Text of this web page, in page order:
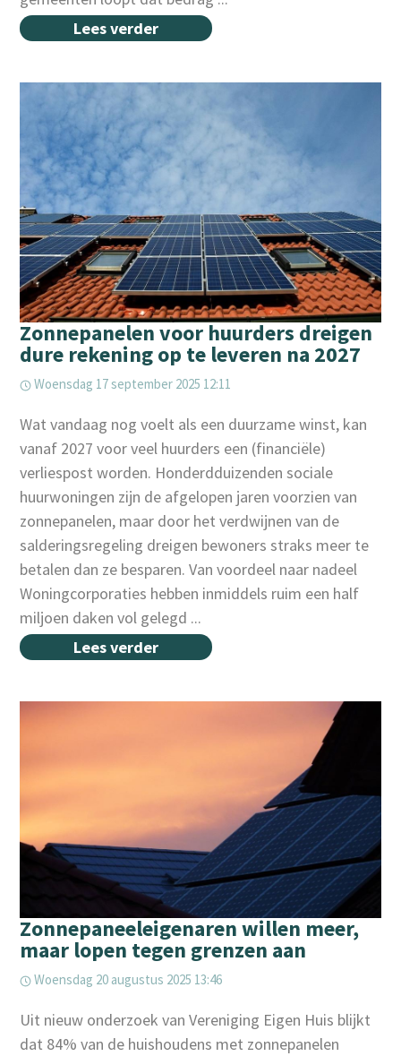
Lees verder
Zonnepanelen voor huurders dreigen
dure rekening op te leveren na 2027
Woensdag 17 september 2025 12:11
Wat vandaag nog voelt als een duurzame winst, kan
vanaf 2027 voor veel huurders een (financiële)
verliespost worden. Honderdduizenden sociale
huurwoningen zijn de afgelopen jaren voorzien van
zonnepanelen, maar door het verdwijnen van de
salderingsregeling dreigen bewoners straks meer te
betalen dan ze besparen. Van voordeel naar nadeel
Woningcorporaties hebben inmiddels ruim een half
miljoen daken vol gelegd ...
Lees verder
Zonnepaneeleigenaren willen meer,
maar lopen tegen grenzen aan
Woensdag 20 augustus 2025 13:46
Uit nieuw onderzoek van Vereniging Eigen Huis blijkt
dat 84% van de huishoudens met zonnepanelen